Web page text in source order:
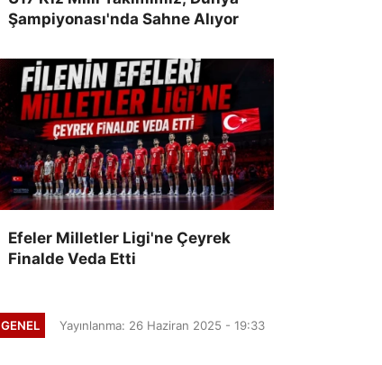
Şampiyonası'nda Sahne Alıyor
Efeler Milletler Ligi'ne Çeyrek
Finalde Veda Etti
GENEL Yayınlanma: 26 Haziran 2025 - 19:33